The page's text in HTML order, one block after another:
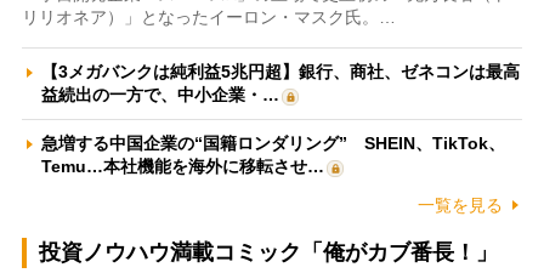
リリオネア）」となったイーロン・マスク氏。…
【3メガバンクは純利益5兆円超】銀行、商社、ゼネコンは最高
益続出の一方で、中小企業・…
急増する中国企業の“国籍ロンダリング” SHEIN、TikTok、
Temu…本社機能を海外に移転させ…
一覧を見る
投資ノウハウ満載コミック「俺がカブ番長！」